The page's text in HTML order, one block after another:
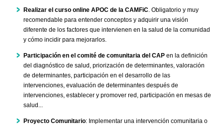
Realizar el curso online APOC de la CAMFiC. Obligatorio y muy
recomendable para entender conceptos y adquirir una visión
diferente de los factores que intervienen en la salud de la comunidad
y cómo incidir para mejorarlos.
Participación en el comité de comunitaria del CAP en la definición
del diagnóstico de salud, priorización de determinantes, valoración
de determinantes, participación en el desarrollo de las
intervenciones, evaluación de determinantes después de
intervenciones, establecer y promover red, participación en mesas de
salud...
Proyecto Comunitario: Implementar una intervención comunitaria o